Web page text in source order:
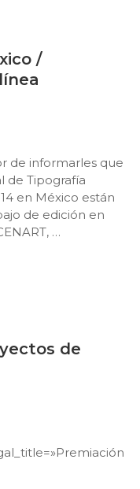
/
de informarles que
de Tipografía
en México están
de edición en
…
de